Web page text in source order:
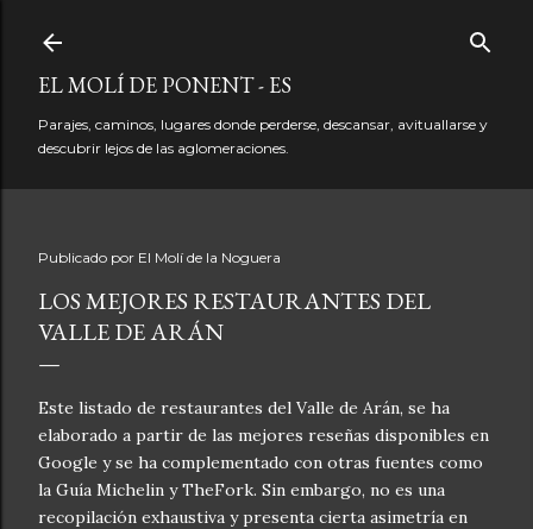
EL MOLÍ DE PONENT - ES
Parajes, caminos, lugares donde perderse, descansar, avituallarse y
descubrir lejos de las aglomeraciones.
Publicado por El Molí de la Noguera
LOS MEJORES RESTAURANTES DEL
VALLE DE ARÁN
Este listado de restaurantes del Valle de Arán, se ha
elaborado a partir de las mejores reseñas disponibles en
Google y se ha complementado con otras fuentes como
la Guía Michelin y TheFork. Sin embargo, no es una
recopilación exhaustiva y presenta cierta asimetría en